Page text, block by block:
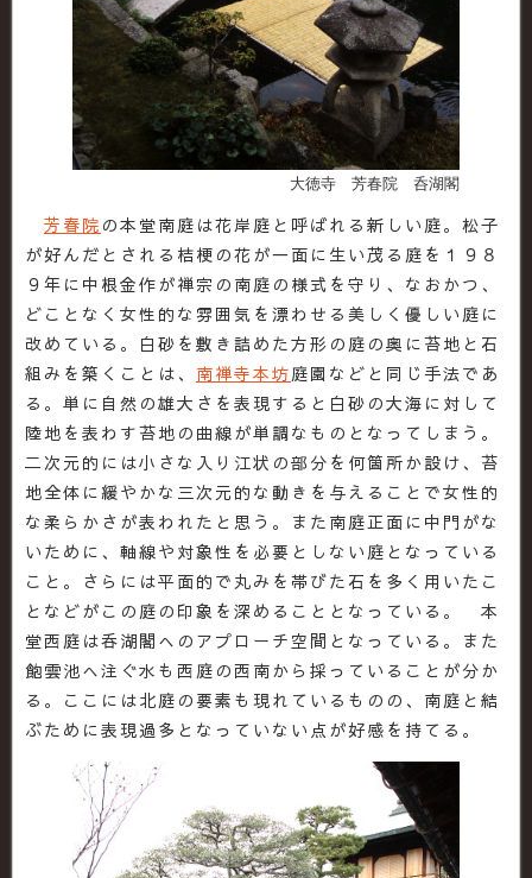
大徳寺 芳春院 呑湖閣
芳春院 の本堂南庭は花岸庭と呼ばれる新しい庭。松子
が好んだとされる桔梗の花が一面に生い茂る庭を１９８
９年に中根金作が禅宗の南庭の様式を守り、なおかつ、
どことなく女性的な雰囲気を漂わせる美しく優しい庭に
改めている。白砂を敷き詰めた方形の庭の奥に苔地と石
組みを築くことは、 南禅寺本坊庭園などと同じ手法であ
る。単に自然の雄大さを表現すると白砂の大海に対して
陸地を表わす苔地の曲線が単調なものとなってしまう。
二次元的には小さな入り江状の部分を何箇所か設け、苔
地全体に緩やかな三次元的な動きを与えることで女性的
な柔らかさが表われたと思う。また南庭正面に中門がな
いために、軸線や対象性を必要としない庭となっている
こと。さらには平面的で丸みを帯びた石を多く用いたこ
となどがこの庭の印象を深めることとなっている。 本
堂西庭は呑湖閣へのアプローチ空間となっている。また
飽雲池へ注ぐ水も西庭の西南から採っていることが分か
る。ここには北庭の要素も現れているものの、南庭と結
ぶために表現過多となっていない点が好感を持てる。